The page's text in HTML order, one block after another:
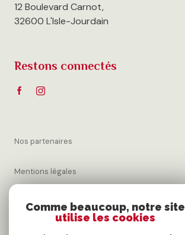
12 Boulevard Carnot,
32600 L'Isle-Jourdain
Restons connectés
Nos partenaires
Mentions légales
AdminComme beaucoup, notre site
utilise les cookies